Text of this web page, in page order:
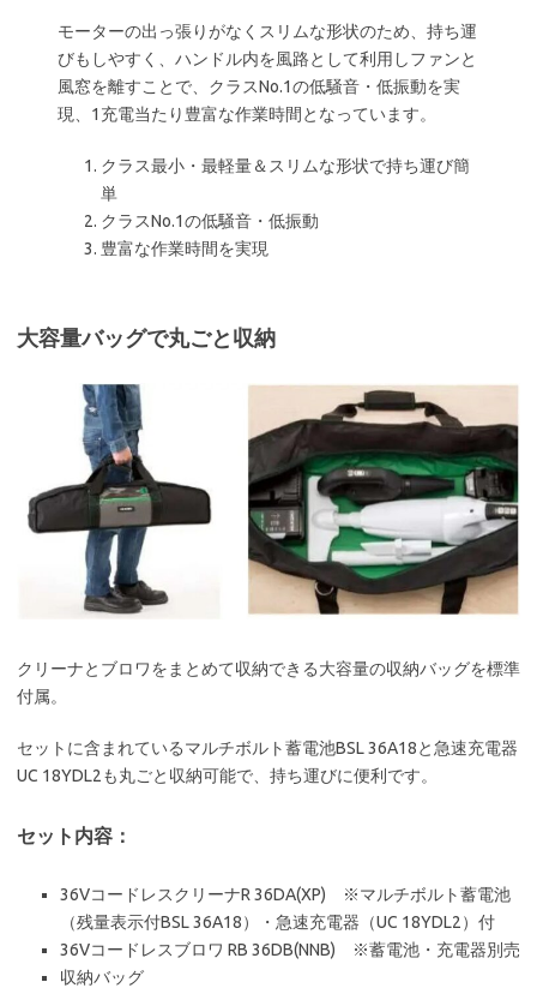
モーターの出っ張りがなくスリムな形状のため、持ち運
びもしやすく、ハンドル内を風路として利用しファンと
風窓を離すことで、クラスNo.1の低騒音・低振動を実
現、1充電当たり豊富な作業時間となっています。
クラス最小・最軽量＆スリムな形状で持ち運び簡
単
クラスNo.1の低騒音・低振動
豊富な作業時間を実現
大容量バッグで丸ごと収納
クリーナとブロワをまとめて収納できる大容量の収納バッグを標準
付属。
セットに含まれているマルチボルト蓄電池BSL 36A18と急速充電器
UC 18YDL2も丸ごと収納可能で、持ち運びに便利です。
セット内容：
36VコードレスクリーナR 36DA(XP) ※マルチボルト蓄電池
（残量表示付BSL 36A18）・急速充電器（UC 18YDL2）付
36Vコードレスブロワ RB 36DB(NNB) ※蓄電池・充電器別売
収納バッグ